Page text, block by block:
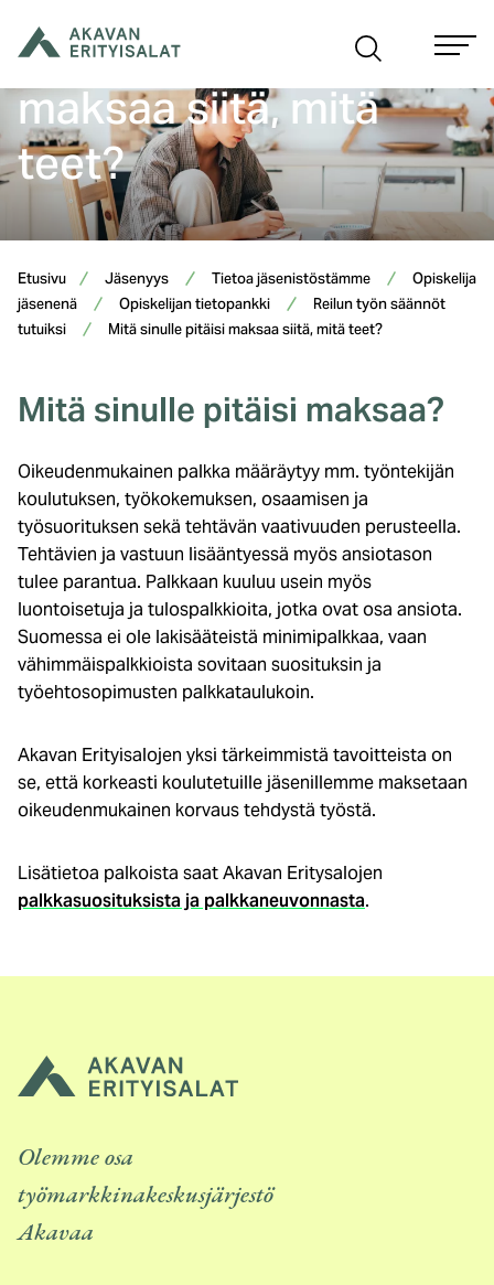
sisältöön
Mitä sinulle pitäisi
maksaa siitä, mitä
teet?
Etusivu Jäsenyys Tietoa jäsenistöstämme
Opiskelija
jäsenenä
Opiskelijan tietopankki
Reilun työn säännöt
tutuiksi
Mitä sinulle pitäisi maksaa siitä, mitä teet?
Mitä sinulle pitäisi maksaa?
Oikeudenmukainen palkka määräytyy mm. työntekijän
koulutuksen, työkokemuksen, osaamisen ja
työsuorituksen sekä tehtävän vaativuuden perusteella.
Tehtävien ja vastuun lisääntyessä myös ansiotason
tulee parantua. Palkkaan kuuluu usein myös
luontoisetuja ja tulospalkkioita, jotka ovat osa ansiota.
Suomessa ei ole lakisääteistä minimipalkkaa, vaan
vähimmäispalkkioista sovitaan suosituksin ja
työehtosopimusten palkkataulukoin.
Akavan Erityisalojen yksi tärkeimmistä tavoitteista on
se, että korkeasti koulutetuille jäsenillemme maksetaan
oikeudenmukainen korvaus tehdystä työstä.
Lisätietoa palkoista saat Akavan Eritysalojen
palkkasuosituksista ja palkkaneuvonnasta.
Olemme osa
työmarkkinakeskusjärjestö
Akavaa